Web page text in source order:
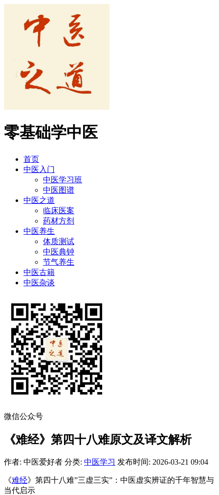
零基础学中医
首页
中医入门
中医学习班
中医图谱
中医之道
临床医案
药材方剂
中医养生
体质测试
中医典钟
节气养生
中医古籍
中医杂谈
微信公众号
《难经》第四十八难原文及译文解析
作者: 中医爱好者 分类: 中医学习 发布时间: 2026-03-21 09:04
《难经》第四十八难”三虚三实”：中医虚实辨证的千年智慧与
当代启示